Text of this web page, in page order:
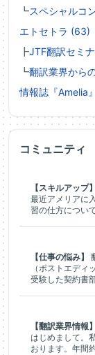
┗スペシャルコ
エトセトラ (63)
┣JTF翻訳セミ
┗翻訳業界から
情報誌『Amelia
コミュニティ
【スキルアップ】
最近アメリアに
習の仕方につい
【仕事の悩み】
（ポストエデ
受験した契約書
【翻訳業界情報】
はじめまして。
おります。年間